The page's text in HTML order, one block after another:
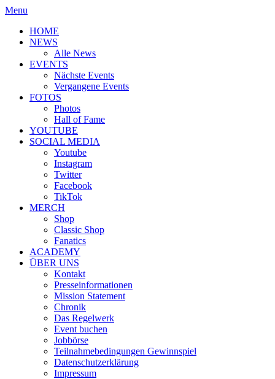
Menu
HOME
NEWS
Alle News
EVENTS
Nächste Events
Vergangene Events
FOTOS
Photos
Hall of Fame
YOUTUBE
SOCIAL MEDIA
Youtube
Instagram
Twitter
Facebook
TikTok
MERCH
Shop
Classic Shop
Fanatics
ACADEMY
ÜBER UNS
Kontakt
Presseinformationen
Mission Statement
Chronik
Das Regelwerk
Event buchen
Jobbörse
Teilnahmebedingungen Gewinnspiel
Datenschutzerklärung
Impressum